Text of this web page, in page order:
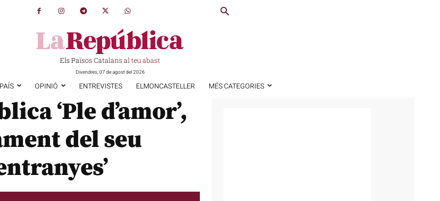
Els Països Catalans al teu abast
Divendres, 07 de agost del 2026
OPINIÓ ENTREVISTES ELMONCASTELLER MÉS CATEGORIES
‘Ple d’amor’,
del seu